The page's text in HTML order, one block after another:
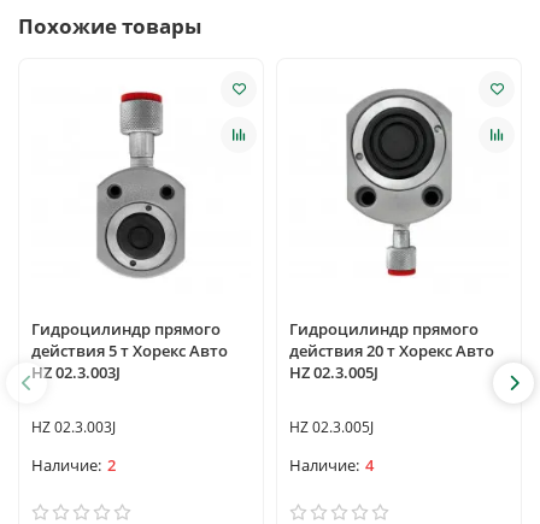
Похожие товары
Гидроцилиндр прямого
действия 5 т Хорекс Авто
HZ 02.3.003J
HZ 02.3.003J
2
Гидроцилиндр прямого
действия 20 т Хорекс Авто
HZ 02.3.005J
HZ 02.3.005J
4